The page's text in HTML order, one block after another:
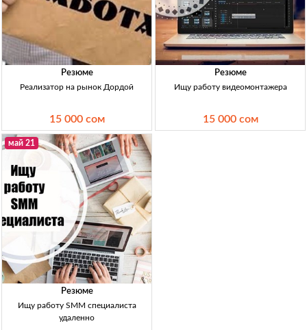
Резюме
Реализатор на рынок Дордой
15 000 сом
Резюме
Ищу работу видеомонтажера
15 000 сом
май 21
Резюме
Ищу работу SMM специалиста
удаленно